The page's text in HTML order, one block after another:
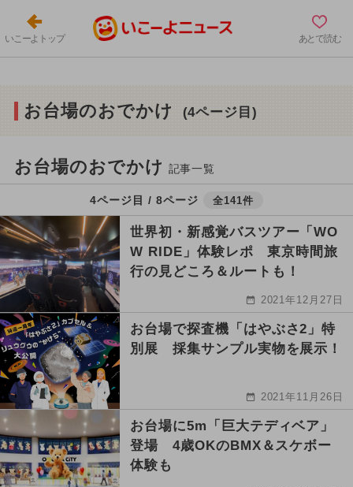
いこーよトップ あとで読む
お台場のおでかけ (4ページ目)
お台場のおでかけ 記事一覧
4ページ目 / 8ページ 全141件
世界初・新感覚バスツアー「WO
W RIDE」体験レポ 東京時間旅
行の見どころ＆ルートも！
2021年12月27日
お台場で探査機「はやぶさ2」特
別展 採集サンプル実物を展示！
2021年11月26日
お台場に5m「巨大テディベア」
登場 4歳OKのBMX＆スケボー
体験も